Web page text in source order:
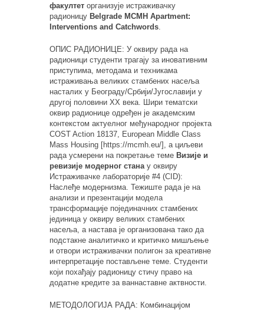
факултет организује истраживачку
радионицу Belgrade MCMH Apartment:
Interventions and Catchwords
ОПИС РАДИОНИЦЕ: У оквиру рада на
радионици студенти трагају за иновативним
приступима, методама и техникама
истраживања великих стамбених насеља
насталих у Београду/Србији/Југославији у
другој половини XX века. Шири тематски
оквир радионице одређен је академским
контекстом актуелног међународног пројекта
COST Action 18137, European Middle Class
Mass Housing [https://mcmh.eu/], а циљеви
рада усмерени на покретање теме Визије и
ревизије модерног стана у оквиру
Истраживачке лабораторије #4 (CID):
Наслеђе модернизма. Тежиште рада је на
анализи и презентацији модела
трансформације појединачних стамбених
јединица у оквиру великих стамбених
насеља, а настава је организована тако да
подстакне аналитичко и критичко мишљење
и отвори истраживачки полигон за креативне
интерпретације постављене теме. Студенти
који похађају радионицу стичу право на
додатне кредите за ваннаставне актвности.
МЕТОДОЛОГИЈА РАДА: Комбинацијом